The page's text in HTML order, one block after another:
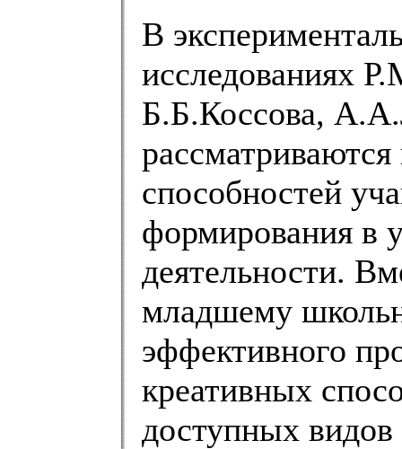
В
исследованиях
Б.Б.Коссова,
способностей
формирования в
деятельности.
младшему
эффективного
креативных
доступных видов